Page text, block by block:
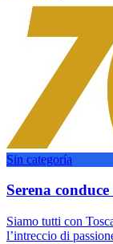
Sin categoría
Serena
Siamo tutti con
l’intreccio di